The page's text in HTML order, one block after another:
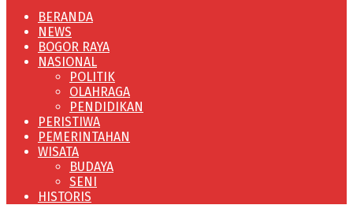
BERANDA
NEWS
BOGOR RAYA
NASIONAL
POLITIK
OLAHRAGA
PENDIDIKAN
PERISTIWA
PEMERINTAHAN
WISATA
BUDAYA
SENI
HISTORIS